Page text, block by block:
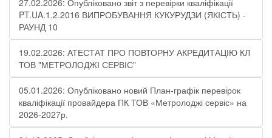
27.02.2026: Опубліковано звіт з перевірки кваліфікації
PT.UA.1.2.2016 ВИПРОБУВАННЯ КУКУРУДЗИ (ЯКІСТЬ) -
РАУНД 10
19.02.2026: АТЕСТАТ ПРО ПОВТОРНУ АКРЕДИТАЦІЮ КЛ
ТОВ "МЕТРОЛОДЖІ СЕРВІС"
05.01.2026: Опубліковано новий План-графік перевірок
кваліфікації провайдера ПК ТОВ «Метролоджі сервіс» на
2026-2027р.